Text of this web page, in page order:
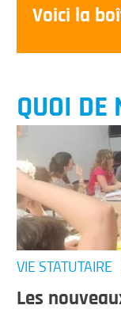
Voici la
QUOI DE
VIE STATUTAIRE
Les